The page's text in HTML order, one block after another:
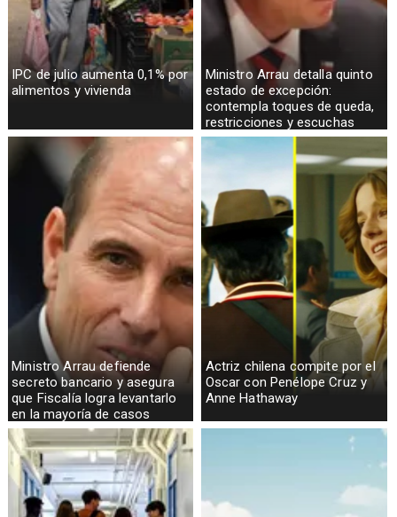
IPC de julio aumenta 0,1% por
alimentos y vivienda
Ministro Arrau detalla quinto
estado de excepción:
contempla toques de queda,
restricciones y escuchas
telefónicas en zonas críticas
Ministro Arrau defiende
secreto bancario y asegura
que Fiscalía logra levantarlo
en la mayoría de casos
Actriz chilena compite por el
Oscar con Penélope Cruz y
Anne Hathaway